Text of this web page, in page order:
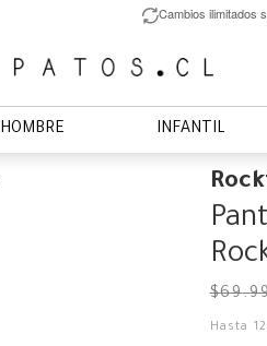
Cambios ilimitados
HOMBRE INFANTIL
$69.
Hasta 12